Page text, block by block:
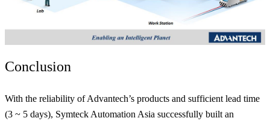
Conclusion
With the reliability of Advantech’s products and sufficient lead time
(3 ~ 5 days), Symteck Automation Asia successfully built an